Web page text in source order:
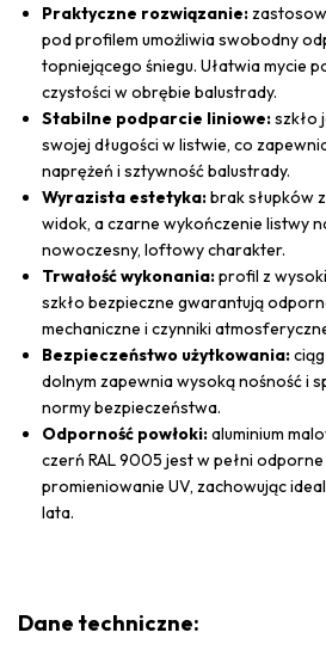
Praktyczne rozwiązanie:
pod profilem umożliwia swobodny
topniejącego śniegu. Ułatwia mycie
czystości w obrębie balustrady.
Stabilne podparcie liniowe:szkło
swojej długości w listwie, co
naprężeń i sztywność balustrady.
Wyrazista estetyka:brak słupków
widok, a czarne wykończenie listwy
nowoczesny, loftowy charakter.
Trwałość wykonania:profil z
szkło bezpieczne gwarantują
mechaniczne i czynniki
Bezpieczeństwo użytkowania:
dolnym zapewnia wysoką nośność i
normy bezpieczeństwa.
Odporność powłoki:aluminium
czerń RAL 9005 jest w pełni
promieniowanie UV, zachowując
lata.
Dane techniczne: